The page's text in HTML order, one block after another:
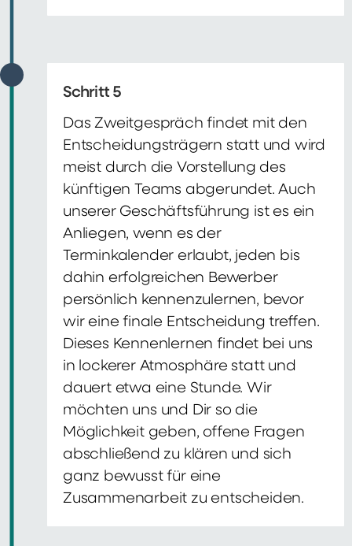
Schritt 5
Das Zweitgespräch findet mit den
Entscheidungsträgern statt und wird
meist durch die Vorstellung des
künftigen Teams abgerundet. Auch
unserer Geschäftsführung ist es ein
Anliegen, wenn es der
Terminkalender erlaubt, jeden bis
dahin erfolgreichen Bewerber
persönlich kennenzulernen, bevor
wir eine finale Entscheidung treffen.
Dieses Kennenlernen findet bei uns
in lockerer Atmosphäre statt und
dauert etwa eine Stunde. Wir
möchten uns und Dir so die
Möglichkeit geben, offene Fragen
abschließend zu klären und sich
ganz bewusst für eine
Zusammenarbeit zu entscheiden.